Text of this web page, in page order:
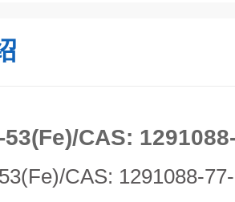
53(Fe)/CAS:
CAS: 1291088-